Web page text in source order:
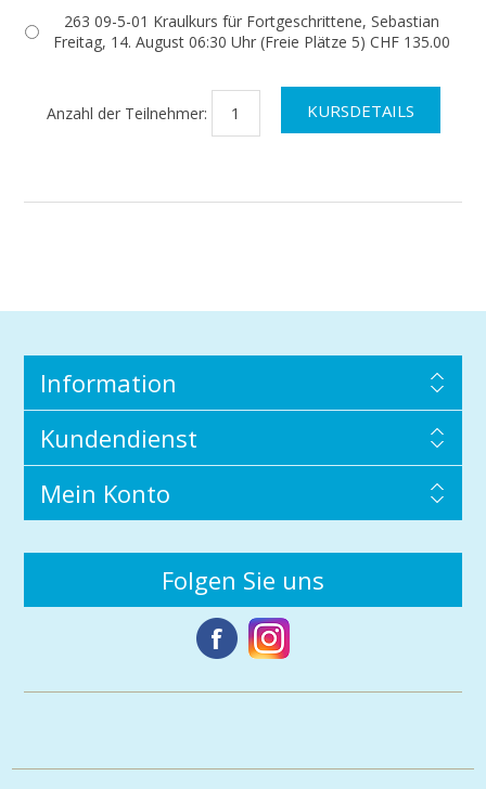
263 09-5-01 Kraulkurs für Fortgeschrittene, Sebastian
Freitag, 14. August 06:30 Uhr (Freie Plätze 5) CHF 135.00
Anzahl der Teilnehmer:
Information
Kundendienst
Mein Konto
Folgen Sie uns